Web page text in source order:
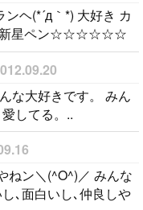
ヘ(*´д｀*) 大好き カ
新星ペン☆☆☆☆☆☆
な大好きです。 みん
してる。..
ねン＼(^O^)／ みんな
､面白いし､仲良しや